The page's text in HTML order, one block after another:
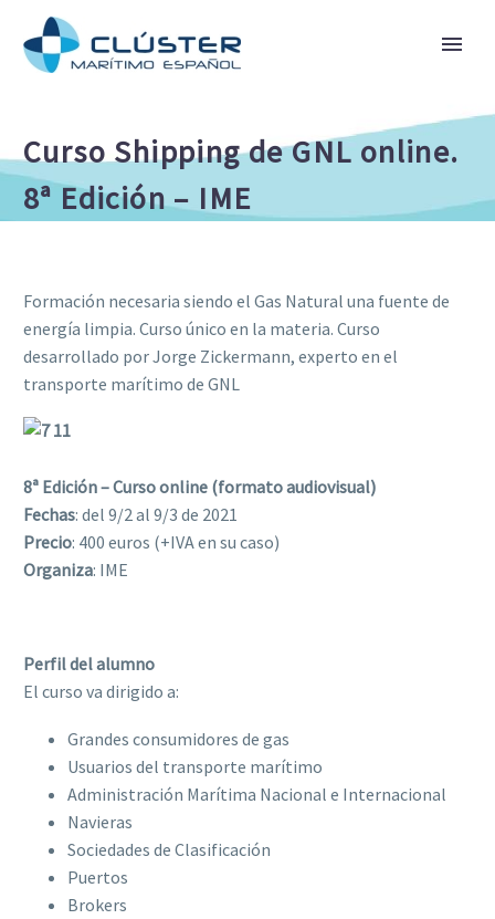
Curso Shipping de GNL online.
8ª Edición – IME
Formación necesaria siendo el Gas Natural una fuente de
energía limpia. Curso único en la materia. Curso
desarrollado por Jorge Zickermann, experto en el
transporte marítimo de GNL
8ª Edición – Curso online (formato audiovisual)
Fechas: del 9/2 al 9/3 de 2021
Precio: 400 euros (+IVA en su caso)
Organiza: IME
Perfil del alumno
El curso va dirigido a:
Grandes consumidores de gas
Usuarios del transporte marítimo
Administración Marítima Nacional e Internacional
Navieras
Sociedades de Clasificación
Puertos
Brokers